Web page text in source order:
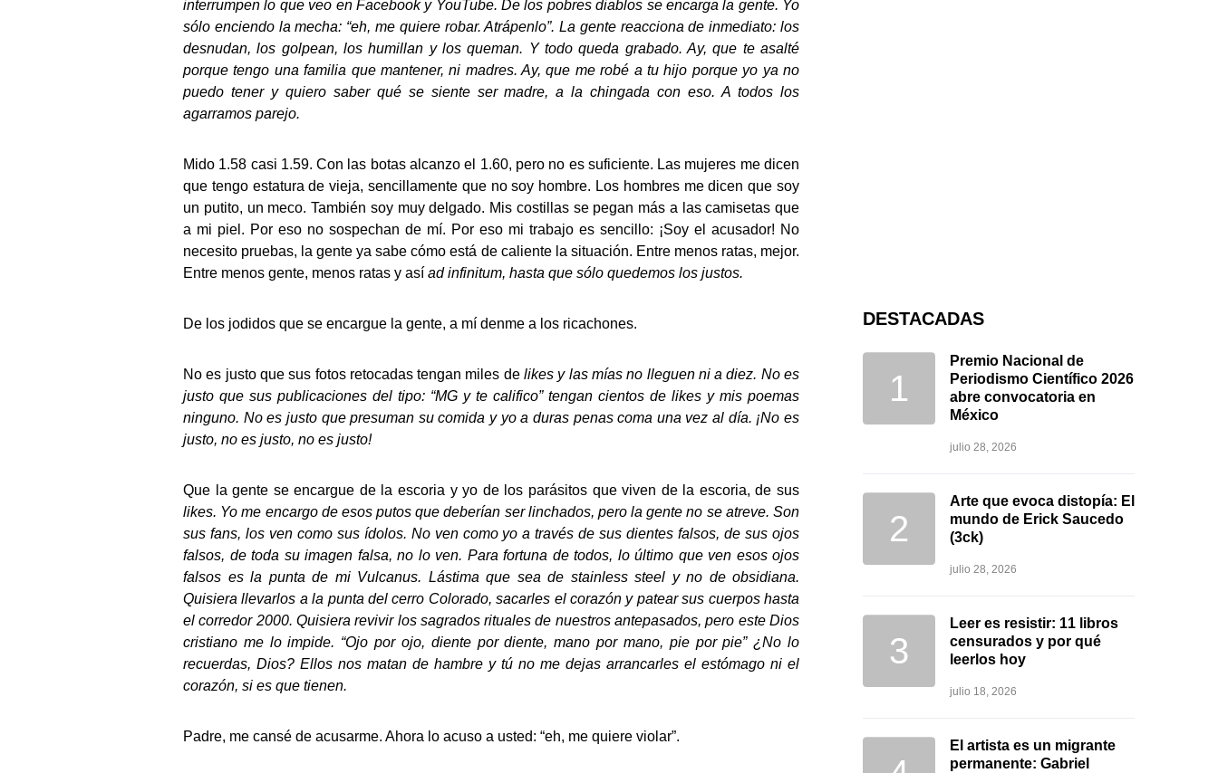
interrumpen lo que veo en Facebook y YouTube. De los pobres diablos se encarga la gente. Yo
sólo enciendo la mecha: “eh, me quiere robar. Atrápenlo”. La gente reacciona de inmediato: los
desnudan, los golpean, los humillan y los queman. Y todo queda grabado. Ay, que te asalté
porque tengo una familia que mantener, ni madres. Ay, que me robé a tu hijo porque yo ya no
puedo tener y quiero saber qué se siente ser madre, a la chingada con eso. A todos los
agarramos parejo.
Mido 1.58 casi 1.59. Con las botas alcanzo el 1.60, pero no es suficiente. Las mujeres me dicen
que tengo estatura de vieja, sencillamente que no soy hombre. Los hombres me dicen que soy
un putito, un meco. También soy muy delgado. Mis costillas se pegan más a las camisetas que
a mi piel. Por eso no sospechan de mí. Por eso mi trabajo es sencillo: ¡Soy el acusador! No
necesito pruebas, la gente ya sabe cómo está de caliente la situación. Entre menos ratas, mejor.
Entre menos gente, menos ratas y así ad infinitum, hasta que sólo quedemos los justos.
De los jodidos que se encargue la gente, a mí denme a los ricachones.
No es justo que sus fotos retocadas tengan miles de likes y las mías no lleguen ni a diez. No es
justo que sus publicaciones del tipo: “MG y te califico” tengan cientos de likes y mis poemas
ninguno. No es justo que presuman su comida y yo a duras penas coma una vez al día. ¡No es
justo, no es justo, no es justo!
Que la gente se encargue de la escoria y yo de los parásitos que viven de la escoria, de sus
likes. Yo me encargo de esos putos que deberían ser linchados, pero la gente no se atreve. Son
sus fans, los ven como sus ídolos. No ven como yo a través de sus dientes falsos, de sus ojos
falsos, de toda su imagen falsa, no lo ven. Para fortuna de todos, lo último que ven esos ojos
falsos es la punta de mi Vulcanus. Lástima que sea de stainless steel y no de obsidiana.
Quisiera llevarlos a la punta del cerro Colorado, sacarles el corazón y patear sus cuerpos hasta
el corredor 2000. Quisiera revivir los sagrados rituales de nuestros antepasados, pero este Dios
cristiano me lo impide. “Ojo por ojo, diente por diente, mano por mano, pie por pie” ¿No lo
recuerdas, Dios? Ellos nos matan de hambre y tú no me dejas arrancarles el estómago ni el
corazón, si es que tienen.
Padre, me cansé de acusarme. Ahora lo acuso a usted: “eh, me quiere violar”.
DESTACADAS
Premio Nacional de
Periodismo Científico 2026
abre convocatoria en
México
julio 28, 2026
Arte que evoca distopía: El
mundo de Erick Saucedo
(3ck)
julio 28, 2026
Leer es resistir: 11 libros
censurados y por qué
leerlos hoy
julio 18, 2026
El artista es un migrante
permanente: Gabriel